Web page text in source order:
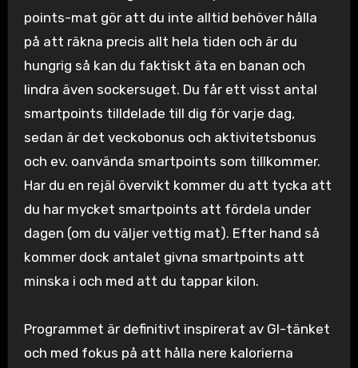
points-mat gör att du inte alltid behöver hålla
på att räkna precis allt hela tiden och är du
hungrig så kan du faktiskt äta en banan och
lindra även sockersuget. Du får ett visst antal
smartpoints tilldelade till dig för varje dag,
sedan är det veckobonus och aktivitetsbonus
och ev. oanvända smartpoints som tillkommer.
Har du en rejäl övervikt kommer du att tycka att
du har mycket smartpoints att fördela under
dagen (om du väljer vettig mat). Efter hand så
kommer dock antalet givna smartpoints att
minska i och med att du tappar kilon.
Programmet är definitivt inspirerat av GI-tänket
och med fokus på att hålla nere kalorierna